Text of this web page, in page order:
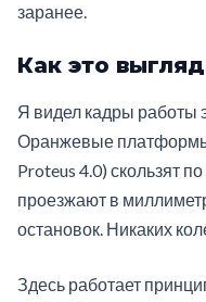
заранее.
Как это
Я видел кадры работы
Оранжевые платформы
Proteus 4.0) скользят
проезжают в
остановок. Никаких
Здесь работает